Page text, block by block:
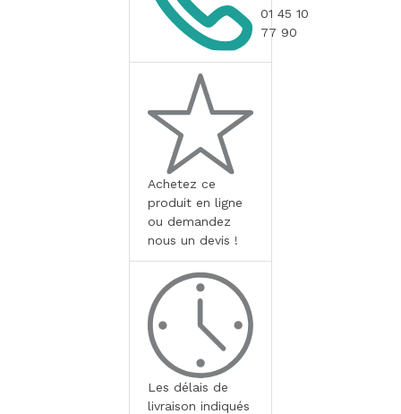
01 45 10
77 90
Achetez ce
produit en ligne
ou demandez
nous un devis !
Les délais de
livraison indiqués